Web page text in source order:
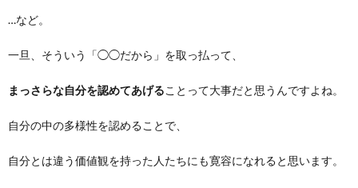
…など。
一旦、そういう「◯◯だから」を取っ払って、
まっさらな自分を認めてあげることって大事だと思うんですよね。
自分の中の多様性を認めることで、
自分とは違う価値観を持った人たちにも寛容になれると思います。